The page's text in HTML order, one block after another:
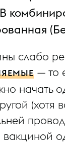
слабо
— то
начать
(хотя
вакциной